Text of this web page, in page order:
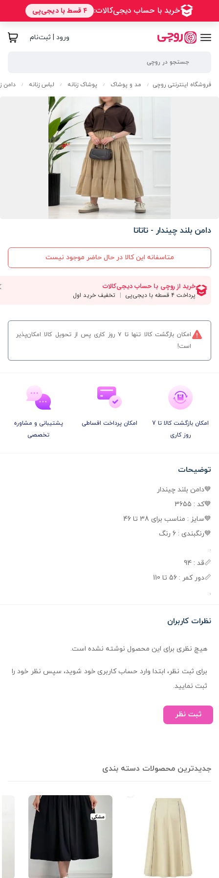
ورود | ثبت‌نام
فروشگاه اینترنتی روچی / مد و پوشاک / پوشاک زنانه / لباس زنانه / دامن
دامن بلند چیندار - تاتاتا
متاسفانه این کالا در حال حاضر موجود نیست
امکان بازگشت کالا تنها تا ۷ روز کاری پس از تحویل کالا امکان‌پذیر
است!
امکان بازگشت کالا تا 7
روز کاری
امکان پرداخت اقساطی
پشتیبانی و مشاوره
تخصصی
توضیحات
💙دامن بلند چیندار
💙کد : 3655
💙سایز : مناسب برای 38 تا 46
💙رنگبندی : 6 رنگ
.
📏قد : 94
📏دور کمر : 56 تا 110
.
نظرات کاربران
هیچ نظری برای این محصول نوشته نشده است.
برای ثبت نظر، ابتدا وارد حساب کاربری خود شوید، سپس نظر خود را
ثبت نمایید.
ثبت نظر
جدیدترین محصولات دسته بندی